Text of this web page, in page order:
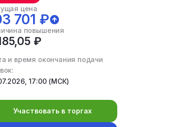
цена
701 ₽
повышения
₽
и время окончания подачи
17:00 (МСК)
Участвовать в торгах